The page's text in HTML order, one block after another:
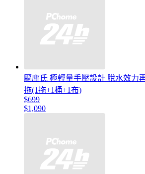
驅塵氏 極輕量手壓設計 脫水效力
拖(1拖+1桶+1布)
$699
$1,090